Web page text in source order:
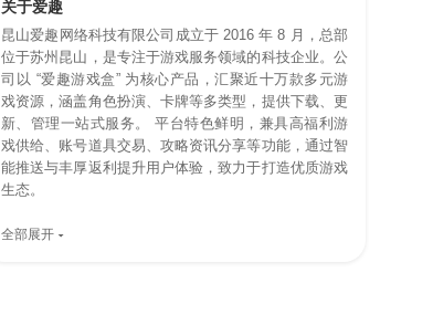
关于爱趣
昆山爱趣网络科技有限公司成立于 2016 年 8 月，总部
位于苏州昆山，是专注于游戏服务领域的科技企业。公
司以 “爱趣游戏盒” 为核心产品，汇聚近十万款多元游
戏资源，涵盖角色扮演、卡牌等多类型，提供下载、更
新、管理一站式服务。 平台特色鲜明，兼具高福利游
戏供给、账号道具交易、攻略资讯分享等功能，通过智
能推送与丰厚返利提升用户体验，致力于打造优质游戏
生态。
全部展开